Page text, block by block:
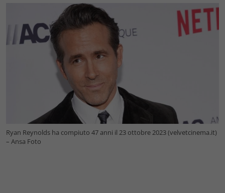
Ryan Reynolds ha compiuto 47 anni il 23 ottobre 2023 (velvetcinema.it)
– Ansa Foto